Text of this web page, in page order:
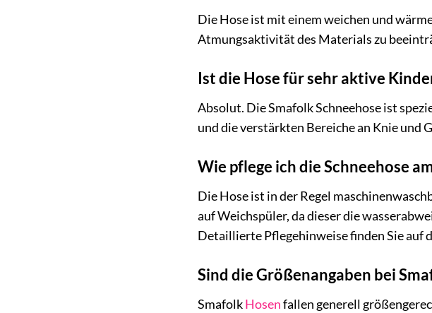
Die Hose ist mit einem weichen und
Atmungsaktivität des Materials zu
Ist die Hose für sehr aktive
Absolut. Die Smafolk Schneehose ist
und die verstärkten Bereiche an Knie und
Wie pflege ich die Schneehose
Die Hose ist in der Regel
auf Weichspüler, da dieser die
Detaillierte Pflegehinweise finden Sie auf
Sind die Größenangaben bei
SmafolkHosenfallen generell